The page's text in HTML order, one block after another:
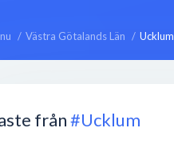
Västra Götalands Län Ucklum
från#Ucklum